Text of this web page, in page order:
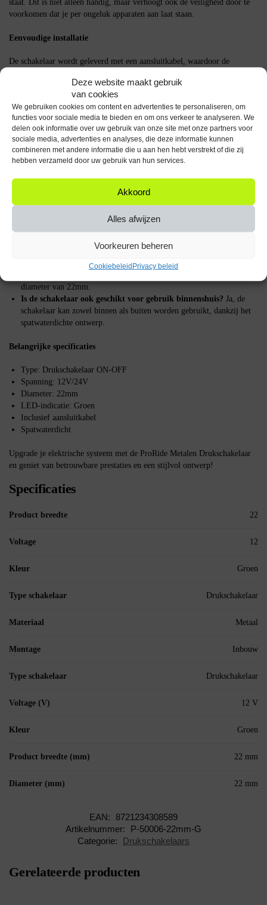
Deze website maakt gebruik
van cookies
We gebruiken cookies om content en advertenties te personaliseren, om
functies voor sociale media te bieden en om ons verkeer te analyseren. We
delen ook informatie over uw gebruik van onze site met onze partners voor
sociale media, advertenties en analyses, die deze informatie kunnen
combineren met andere informatie die u aan hen hebt verstrekt of die zij
hebben verzameld door uw gebruik van hun services.
Akkoord
Alles afwijzen
Voorkeuren beheren
Cookiebeleid Privacy beleid
staat. Dit is niet alleen handig, maar verhoogt ook de veiligheid door te
voorkomen dat je per ongeluk apparaten aan laat staan.
Eenvoudige installatie
De schakelaar wordt geleverd met een aansluitkabel, waardoor de
bent of een beginner, je hebt deze schakelaar in een mum van tijd
Hoe het product werkt
De ProRide Metalen Drukschakelaar werkt op een eenvoudige ON-OFF
basis. Wanneer je op de knop drukt, schakelt de schakelaar het
de schakelaar in de ‘aan’ positie staat, zodat je altijd weet of het apparaat
ProRide Metalen Drukschakelaar is compatibel met zowel 12V als
diameter van 22mm.
Is de schakelaar ook geschikt voor gebruik binnenshuis? Ja, de
schakelaar kan zowel binnen als buiten worden gebruikt, dankzij het
spatwaterdichte ontwerp.
Belangrijke specificaties
Type: Drukschakelaar ON-OFF
Spanning: 12V/24V
Diameter: 22mm
LED-indicatie: Groen
Inclusief aansluitkabel
Spatwaterdicht
Upgrade je elektrische systeem met de ProRide Metalen Drukschakelaar
en geniet van betrouwbare prestaties en een stijlvol ontwerp!
Specificaties
Product breedte 22
Voltage 12
Kleur Groen
Type schakelaar Drukschakelaar
Materiaal Metaal
Montage Inbouw
Type schakelaar Drukschakelaar
Voltage (V) 12 V
Kleur Groen
Product breedte (mm) 22 mm
Diameter (mm) 22 mm
EAN:
8721234308589
Artikelnummer:
P-50006-22mm-G
Categorie:
Drukschakelaars
Gerelateerde producten